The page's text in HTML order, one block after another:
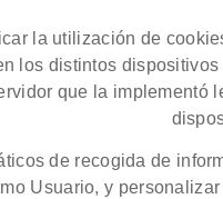
la utilización de
los distintos
que la
de recogida de
Usuario, y